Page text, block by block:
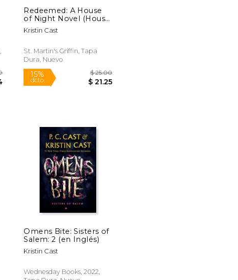
$ 11.90 dcto.
$ 19.99
Redeemed: A House
of Night Novel (House
of Night Novels) (en
Inglés)
Kristin Cast
St. Martin's Griffin, Tapa
Dura, Nuevo
Omens Bite: Sisters of
Salem: 2 (en Inglés)
Kristin Cast
Wednesday Books, 2022,